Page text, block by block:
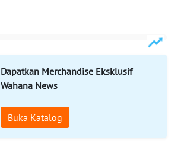
Dapatkan Merchandise Eksklusif
Wahana News
Buka Katalog